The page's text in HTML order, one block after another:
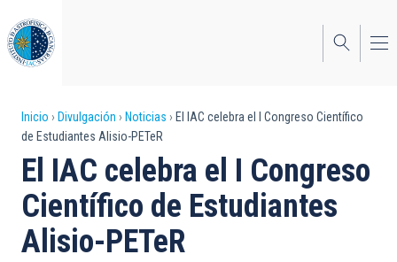
al
contenido
principal
Sobrescribir
enlaces
de
ayuda
a
Inicio Divulgación Noticias
El IAC celebra el I Congreso Científico
de Estudiantes Alisio-PETeR
El IAC celebra el I Congreso
Científico de Estudiantes
Alisio-PETeR